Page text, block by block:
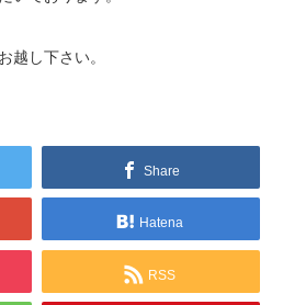
越し下さい。
Share
Hatena
RSS